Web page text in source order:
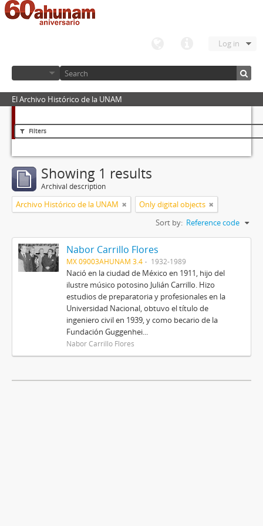
Log in
El Archivo Histórico de la UNAM
Filters
Showing 1 results
Archival description
Archivo Histórico de la UNAM
Only digital objects
Sort by: Reference code
Nabor Carrillo Flores
MX 09003AHUNAM 3.4 1932-1989
Nació en la ciudad de México en 1911, hijo del
ilustre músico potosino Julián Carrillo. Hizo
estudios de preparatoria y profesionales en la
Universidad Nacional, obtuvo el título de
ingeniero civil en 1939, y como becario de la
Fundación Guggenhei...
Nabor Carrillo Flores